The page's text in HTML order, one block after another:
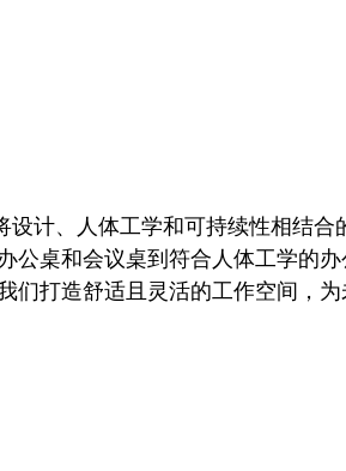
设计、人体工学和可持续性相结
公桌和会议桌到符合人体工学的
们打造舒适且灵活的工作空间，为